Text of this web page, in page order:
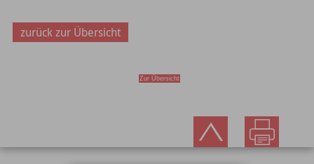
zurück zur Übersicht
Zur Übersicht